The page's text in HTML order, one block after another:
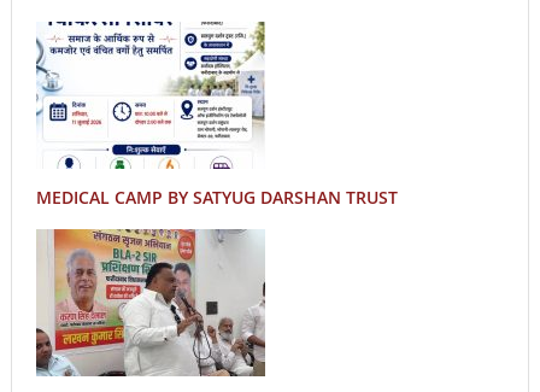
MEDICAL CAMP BY SATYUG DARSHAN TRUST